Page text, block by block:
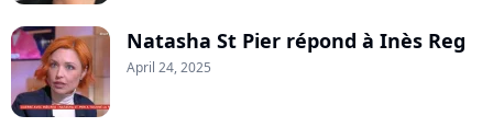
Natasha St Pier répond à Inès Reg
April 24, 2025